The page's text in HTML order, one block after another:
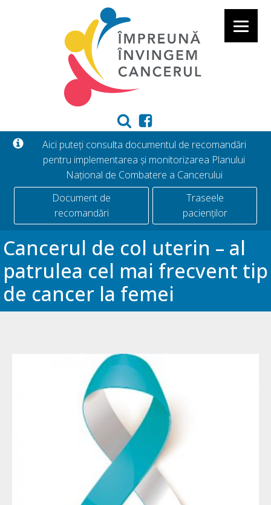
Aici puteți consulta documentul de recomandări
pentru implementarea și monitorizarea Planului
Național de Combatere a Cancerului
Document de
recomandări
Traseele
pacienților
Cancerul de col uterin – al
patrulea cel mai frecvent tip
de cancer la femei